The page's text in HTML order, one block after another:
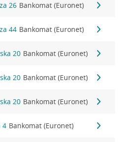
26 Bankomat (Euronet)
44 Bankomat (Euronet)
20 Bankomat (Euronet)
20 Bankomat (Euronet)
20 Bankomat (Euronet)
4 Bankomat (Euronet)